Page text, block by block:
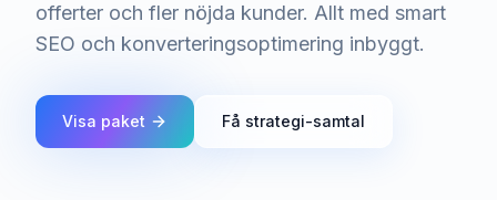
offerter och fler nöjda kunder. Allt med smart
SEO och konverteringsoptimering inbyggt.
Visa paket Få strategi-samtal